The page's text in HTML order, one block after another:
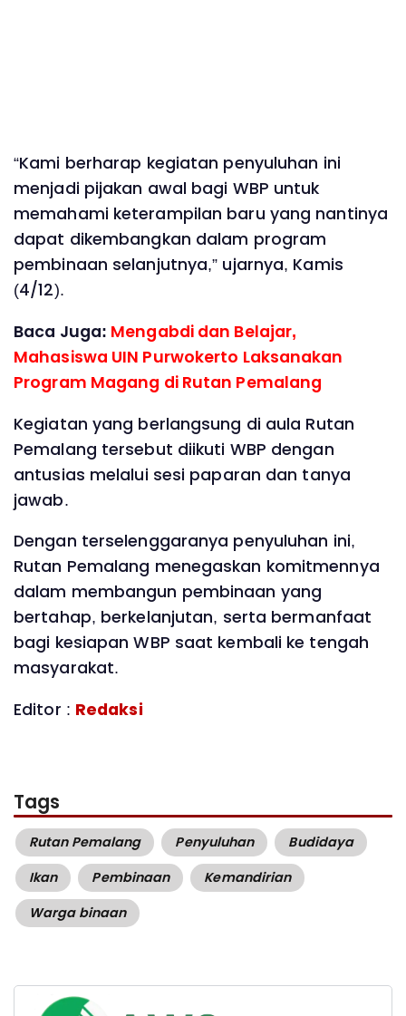
“Kami berharap kegiatan penyuluhan ini
menjadi pijakan awal bagi WBP untuk
memahami keterampilan baru yang nantinya
dapat dikembangkan dalam program
pembinaan selanjutnya,” ujarnya, Kamis
(4/12).
Baca Juga: Mengabdi dan Belajar,
Mahasiswa UIN Purwokerto Laksanakan
Program Magang di Rutan Pemalang
Kegiatan yang berlangsung di aula Rutan
Pemalang tersebut diikuti WBP dengan
antusias melalui sesi paparan dan tanya
jawab.
Dengan terselenggaranya penyuluhan ini,
Rutan Pemalang menegaskan komitmennya
dalam membangun pembinaan yang
bertahap, berkelanjutan, serta bermanfaat
bagi kesiapan WBP saat kembali ke tengah
masyarakat.
Editor : Redaksi
Tags
Rutan Pemalang Penyuluhan
Budidaya
Ikan
Pembinaan
Kemandirian
Warga binaan